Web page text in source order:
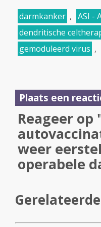
darmkanker , ASI -
dendritische
gemoduleerd virus ,
Plaats een
Reageer
weer
operabele